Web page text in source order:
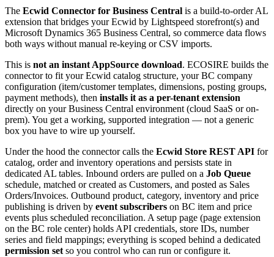
The Ecwid Connector for Business Central is a build-to-order AL
extension that bridges your Ecwid by Lightspeed storefront(s) and
Microsoft Dynamics 365 Business Central, so commerce data flows
both ways without manual re-keying or CSV imports.
This is not an instant AppSource download. ECOSIRE builds the
connector to fit your Ecwid catalog structure, your BC company
configuration (item/customer templates, dimensions, posting groups,
payment methods), then installs it as a per-tenant extension
directly on your Business Central environment (cloud SaaS or on-
prem). You get a working, supported integration — not a generic
box you have to wire up yourself.
Under the hood the connector calls the Ecwid Store REST API for
catalog, order and inventory operations and persists state in
dedicated AL tables. Inbound orders are pulled on a Job Queue
schedule, matched or created as Customers, and posted as Sales
Orders/Invoices. Outbound product, category, inventory and price
publishing is driven by event subscribers on BC item and price
events plus scheduled reconciliation. A setup page (page extension
on the BC role center) holds API credentials, store IDs, number
series and field mappings; everything is scoped behind a dedicated
permission set so you control who can run or configure it.